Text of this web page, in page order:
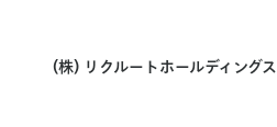
(株) リクルートホールディングス